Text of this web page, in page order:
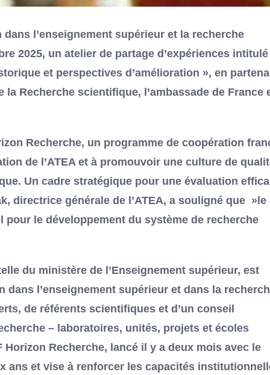
l’enseignement supérieur et la recherche
2025, un atelier de partage d’expériences
et perspectives d’amélioration », en
Recherche scientifique, l’ambassade de France
Recherche, un programme de coopération
de l’ATEA et à promouvoir une culture de
Un cadre stratégique pour une évaluation
directrice générale de l’ATEA, a souligné que »le
le développement du système de recherche
du ministère de l’Enseignement supérieur, est
dans l’enseignement supérieur et dans la
de référents scientifiques et d’un conseil
– laboratoires, unités, projets et écoles
Recherche, lancé il y a deux mois avec le
ans et vise à renforcer les capacités